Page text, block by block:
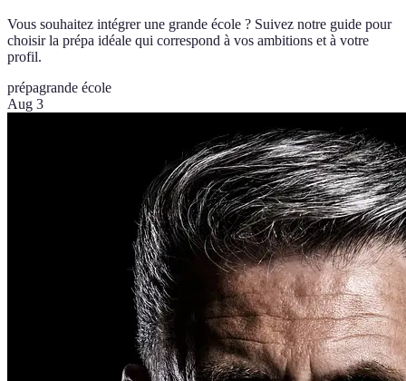
Vous souhaitez intégrer une grande école ? Suivez notre guide pour
choisir la prépa idéale qui correspond à vos ambitions et à votre
profil.
prépagrande école
Aug 3